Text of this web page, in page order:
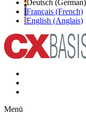
Deutsch (German)
Français (French)
English (Anglais)
Menü